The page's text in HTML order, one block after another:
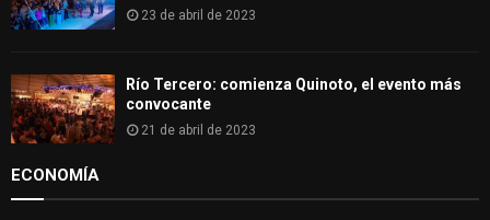
23 de abril de 2023
Río Tercero: comienza Quinoto, el evento más
convocante
21 de abril de 2023
ECONOMÍA